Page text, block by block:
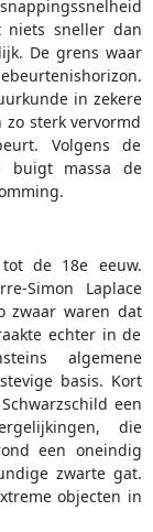
niets sneller dan
De grens waar
in zekere
sterk vervormd
Volgens de
buigt massa de
de 18e eeuw.
Simon Laplace
zwaar waren dat
echter in de
algemene
basis. Kort
een
die
een oneindig
zwarte gat.
objecten in